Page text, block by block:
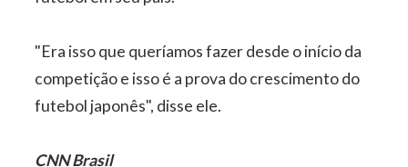
"Era isso que queríamos fazer desde o início da
competição e isso é a prova do crescimento do
futebol japonês", disse ele.
CNN Brasil